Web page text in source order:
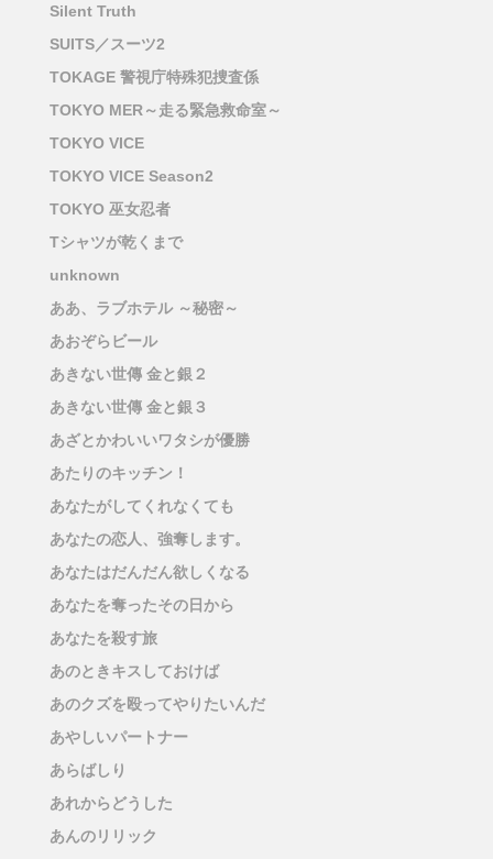
Silent Truth
SUITS／スーツ2
TOKAGE 警視庁特殊犯捜査係
TOKYO MER～走る緊急救命室～
TOKYO VICE
TOKYO VICE Season2
TOKYO 巫女忍者
Tシャツが乾くまで
unknown
ああ、ラブホテル ～秘密～
あおぞらビール
あきない世傳 金と銀２
あきない世傳 金と銀３
あざとかわいいワタシが優勝
あたりのキッチン！
あなたがしてくれなくても
あなたの恋人、強奪します。
あなたはだんだん欲しくなる
あなたを奪ったその日から
あなたを殺す旅
あのときキスしておけば
あのクズを殴ってやりたいんだ
あやしいパートナー
あらばしり
あれからどうした
あんのリリック